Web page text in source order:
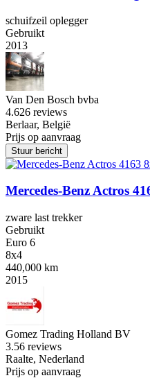
schuifzeil oplegger
Gebruikt
2013
Van Den Bosch bvba
4.626 reviews
Berlaar, België
Prijs op aanvraag
Stuur bericht
Mercedes-Benz Actros
zware last trekker
Gebruikt
Euro 6
8x4
440,000 km
2015
Gomez Trading Holland BV
3.56 reviews
Raalte, Nederland
Prijs op aanvraag